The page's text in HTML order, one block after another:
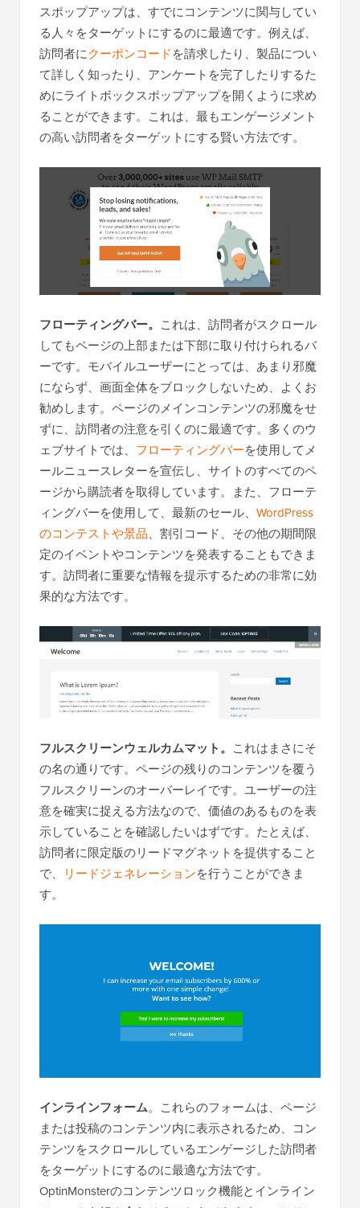
スポップアップは、すでにコンテンツに関与してい
る人々をターゲットにするのに最適です。例えば、
訪問者にクーポンコードを請求したり、製品につい
て詳しく知ったり、アンケートを完了したりするた
めにライトボックスポップアップを開くように求め
ることができます。これは、最もエンゲージメント
の高い訪問者をターゲットにする賢い方法です。
フローティングバー。 これは、訪問者がスクロール
してもページの上部または下部に取り付けられるバ
ーです。モバイルユーザーにとっては、あまり邪魔
にならず、画面全体をブロックしないため、よくお
勧めします。ページのメインコンテンツの邪魔をせ
ずに、訪問者の注意を引くのに最適です。多くのウ
ェブサイトでは、 フローティングバーを使用してメ
ールニュースレターを宣伝し、サイトのすべてのペ
ージから購読者を取得しています。また、フローテ
ィングバーを使用して、最新のセール、 WordPress
のコンテストや景品、割引コード、その他の期間限
定のイベントやコンテンツを発表することもできま
す。訪問者に重要な情報を提示するための非常に効
果的な方法です。
フルスクリーンウェルカムマット。 これはまさにそ
の名の通りです。ページの残りのコンテンツを覆う
フルスクリーンのオーバーレイです。ユーザーの注
意を確実に捉える方法なので、価値のあるものを表
示していることを確認したいはずです。たとえば、
訪問者に限定版のリードマグネットを提供すること
で、 リードジェネレーションを行うことができま
す。
インラインフォーム。これらのフォームは、ページ
または投稿のコンテンツ内に表示されるため、コン
テンツをスクロールしているエンゲージした訪問者
をターゲットにするのに最適な方法です。
OptinMonsterのコンテンツロック機能とインライン